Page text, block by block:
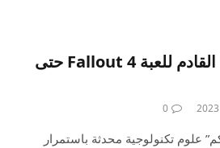
تأجيل تصحيح الجيل القادم للعبة Fallout 4 حتى
0
علوم تكنولوجية محدثة باستمرار